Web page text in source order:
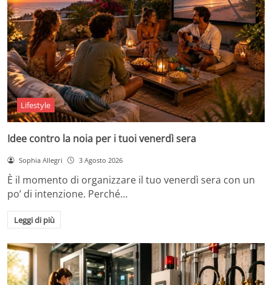
Lifestyle
Idee contro la noia per i tuoi venerdì sera
Sophia Allegri 3 Agosto 2026
È il momento di organizzare il tuo venerdì sera con un
po’ di intenzione. Perché…
Leggi di più